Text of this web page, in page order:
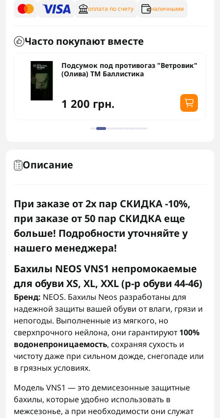
оплата по счету наличными
Часто покупают вместе
Подсумок под противогаз "Ветровик"
(Олива) ТМ Баллистика
1 200 грн.
Описание
При заказе от 2х пар СКИДКА -10%,
при заказе от 50 пар СКИДКА еще
больше! Подробности уточняйте у
нашего менеджера!
Бахилы NEOS VNS1 непромокаемые
для обуви XS, XL, XXL (р-р обуви 44-46)
Бренд: NEOS. Бахилы Neos разработаны для
надежной защиты вашей обуви от влаги, грязи и
непогоды. Выполненные из мягкого, но
сверхпрочного нейлона, они гарантируют100%
водонепроницаемость, сохраняя сухость и
чистоту даже при сильном дожде, снегопаде или
в грязных условиях.
Модель VNS1 — это демисезонные защитные
бахилы, которые удобно использовать в
межсезонье, а при необходимости они служат